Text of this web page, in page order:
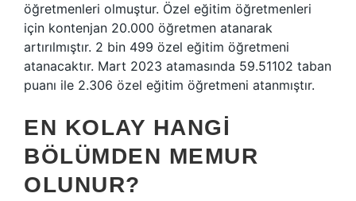
öğretmenleri olmuştur. Özel eğitim öğretmenleri
için kontenjan 20.000 öğretmen atanarak
artırılmıştır. 2 bin 499 özel eğitim öğretmeni
atanacaktır. Mart 2023 atamasında 59.51102 taban
puanı ile 2.306 özel eğitim öğretmeni atanmıştır.
EN KOLAY HANGI
BÖLÜMDEN MEMUR
OLUNUR?